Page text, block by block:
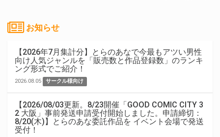
お知らせ
【2026年7月集計分】とらのあなで今最もアツい男性
向け人気ジャンルを「販売数と作品登録数」のランキ
ング形式でご紹介！
2026.08.05 サークル様向け
【2026/08/03更新。8/23開催「GOOD COMIC CITY 3
2 大阪」事前発送申請受付開始しました。申請締切：
8/20(木)】とらのあな委託作品を イベント会場で発送
受付！